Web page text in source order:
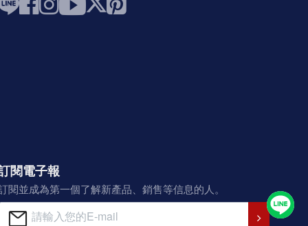
閱電子報
閱並成為第一個了解新產品、銷售等信息的人。